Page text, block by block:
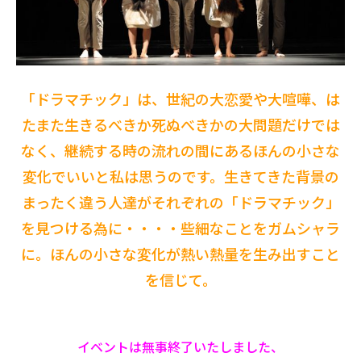
「ドラマチック」は、世紀の大恋愛や大喧嘩、は
たまた生きるべきか死ぬべきかの大問題だけでは
なく、継続する時の流れの間にあるほんの小さな
変化でいいと私は思うのです。生きてきた背景の
まったく違う人達がそれぞれの「ドラマチック」
を見つける為に・・・・些細なことをガムシャラ
に。ほんの小さな変化が熱い熱量を生み出すこと
を信じて。
イベントは無事終了いたしました、